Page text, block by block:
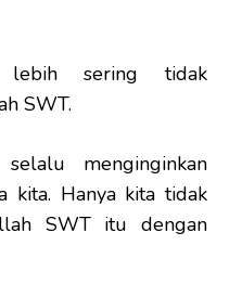
sering tidak
SWT.
menginginkan
kita. Hanya kita tidak
SWT itu dengan